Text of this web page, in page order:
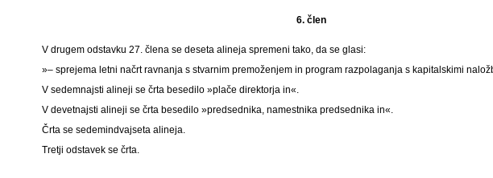
6. člen
V drugem odstavku 27. člena se deseta alineja spremeni tako, da se glasi:
»– sprejema letni načrt ravnanja s stvarnim premoženjem in program razpolaganja s kapitalskimi
V sedemnajsti alineji se črta besedilo »plače direktorja in«.
V devetnajsti alineji se črta besedilo »predsednika, namestnika predsednika in«.
Črta se sedemindvajseta alineja.
Tretji odstavek se črta.